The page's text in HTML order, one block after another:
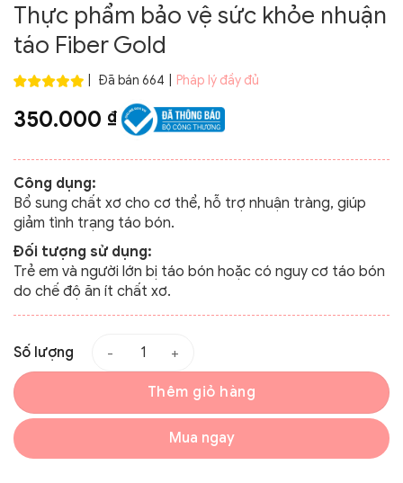
Thực phẩm bảo vệ sức khỏe nhuận
táo Fiber Gold
Đã bán 664 Pháp lý đầy đủ
350.000 ₫
Công dụng:
Bổ sung chất xơ cho cơ thể, hỗ trợ nhuận tràng, giúp
giảm tình trạng táo bón.
Đối tượng sử dụng:
Trẻ em và người lớn bị táo bón hoặc có nguy cơ táo bón
do chế độ ăn ít chất xơ.
Số lượng
Thêm giỏ hàng
Mua ngay